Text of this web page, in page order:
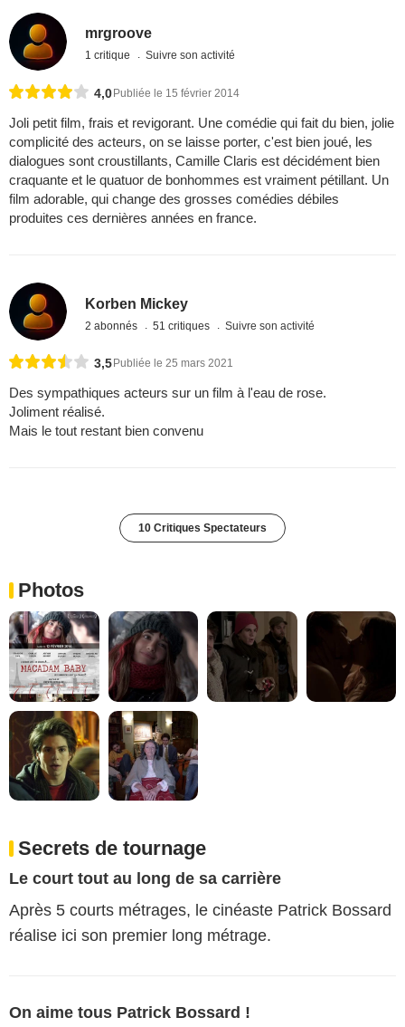
mrgroove
1 critique Suivre son activité
4,0 Publiée le 15 février 2014
Joli petit film, frais et revigorant. Une comédie qui fait du bien, jolie
complicité des acteurs, on se laisse porter, c'est bien joué, les
dialogues sont croustillants, Camille Claris est décidément bien
craquante et le quatuor de bonhommes est vraiment pétillant. Un
film adorable, qui change des grosses comédies débiles
produites ces dernières années en france.
Korben Mickey
2 abonnés 51 critiques Suivre son activité
3,5 Publiée le 25 mars 2021
Des sympathiques acteurs sur un film à l'eau de rose.
Joliment réalisé.
Mais le tout restant bien convenu
10 Critiques Spectateurs
Photos
Secrets de tournage
Le court tout au long de sa carrière
Après 5 courts métrages, le cinéaste Patrick Bossard
réalise ici son premier long métrage.
On aime tous Patrick Bossard !